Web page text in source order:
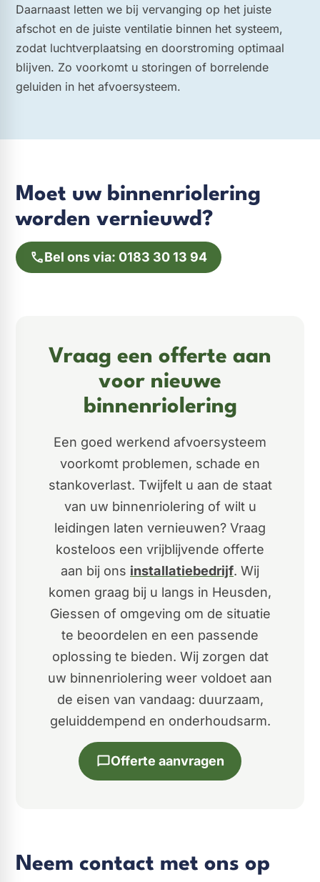
Daarnaast letten we bij vervanging op het juiste
afschot en de juiste ventilatie binnen het systeem,
zodat luchtverplaatsing en doorstroming optimaal
blijven. Zo voorkomt u storingen of borrelende
geluiden in het afvoersysteem.
Moet uw binnenriolering
worden vernieuwd?
Bel ons via: 0183 30 13 94
Vraag een offerte aan
voor nieuwe
binnenriolering
Een goed werkend afvoersysteem
voorkomt problemen, schade en
stankoverlast. Twijfelt u aan de staat
van uw binnenriolering of wilt u
leidingen laten vernieuwen? Vraag
kosteloos een vrijblijvende offerte
aan bij ons installatiebedrijf. Wij
komen graag bij u langs in Heusden,
Giessen of omgeving om de situatie
te beoordelen en een passende
oplossing te bieden. Wij zorgen dat
uw binnenriolering weer voldoet aan
de eisen van vandaag: duurzaam,
geluiddempend en onderhoudsarm.
Offerte aanvragen
Neem contact met ons op